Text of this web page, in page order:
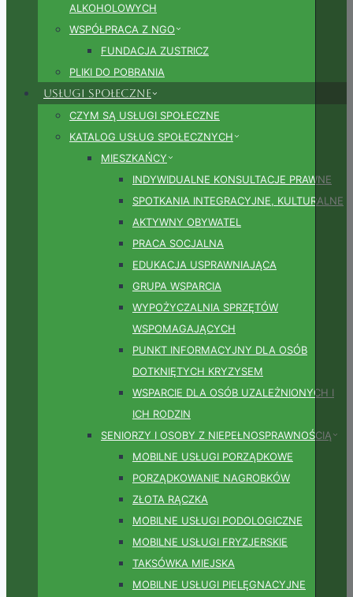
ALKOHOLOWYCH
WSPÓŁPRACA Z NGO
FUNDACJA ZUSTRICZ
PLIKI DO POBRANIA
Usługi społeczne
CZYM SĄ USŁUGI SPOŁECZNE
KATALOG USŁUG SPOŁECZNYCH
MIESZKAŃCY
INDYWIDUALNE KONSULTACJE PRAWNE
SPOTKANIA INTEGRACYJNE, KULTURALNE
AKTYWNY OBYWATEL
PRACA SOCJALNA
EDUKACJA USPRAWNIAJĄCA
GRUPA WSPARCIA
WYPOŻYCZALNIA SPRZĘTÓW
WSPOMAGAJĄCYCH
PUNKT INFORMACYJNY DLA OSÓB
DOTKNIĘTYCH KRYZYSEM
WSPARCIE DLA OSÓB UZALEŻNIONYCH I
ICH RODZIN
SENIORZY I OSOBY Z NIEPEŁNOSPRAWNOŚCIĄ
MOBILNE USŁUGI PORZĄDKOWE
PORZĄDKOWANIE NAGROBKÓW
ZŁOTA RĄCZKA
MOBILNE USŁUGI PODOLOGICZNE
MOBILNE USŁUGI FRYZJERSKIE
TAKSÓWKA MIEJSKA
MOBILNE USŁUGI PIELĘGNACYJNE